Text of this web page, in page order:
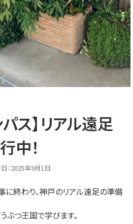
活動ブログ
通信制高校について
教職員採用
ス】リアル遠足
中！
：2025年9月1日
に終わり、神戸のリアル遠足の準備
ぶつ王国で学びます。